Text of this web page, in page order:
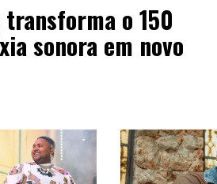
transforma o 150
sonora em novo